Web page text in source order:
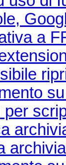
a
per